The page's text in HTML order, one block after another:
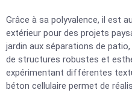
Grâce à sa polyvalence, il est
extérieur pour des projets
jardin aux séparations de
de structures robustes et
expérimentant différentes
béton cellulaire permet de